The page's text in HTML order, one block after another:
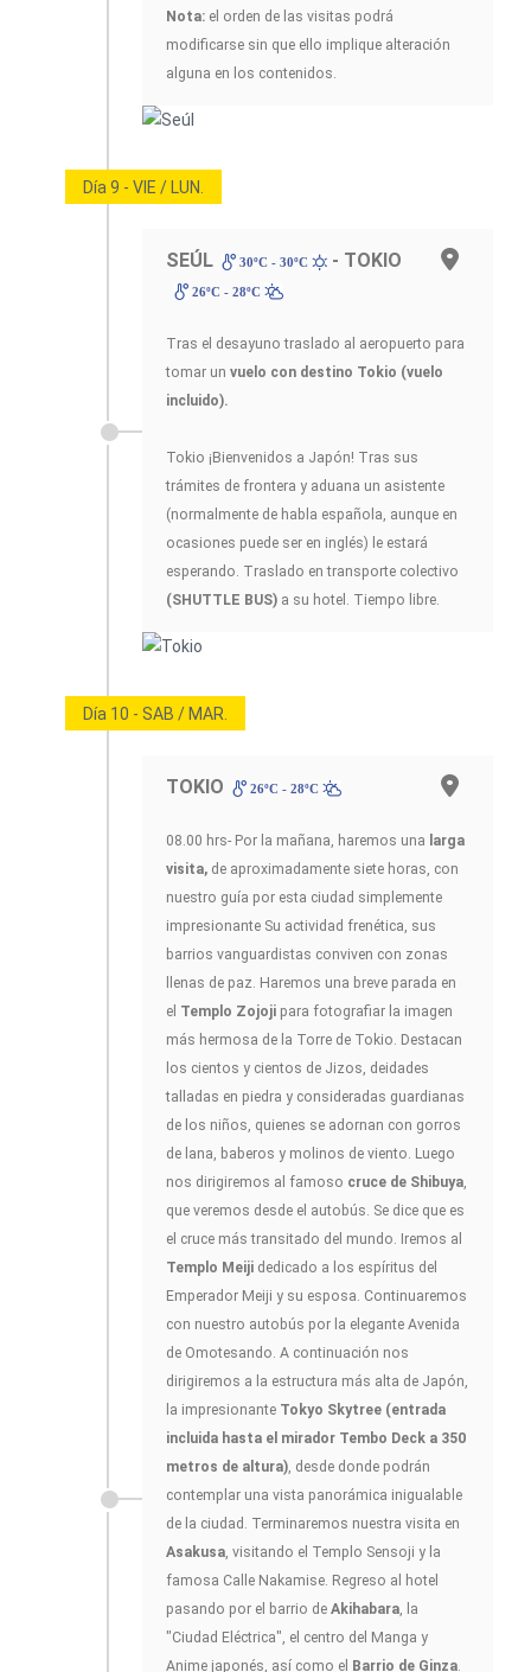
Nota: el orden de las visitas podrá
modificarse sin que ello implique alteración
alguna en los contenidos.
Día 9 - VIE / LUN.
SEÚL 30ºC - 30ºC - TOKIO
26ºC - 28ºC
Tras el desayuno traslado al aeropuerto para
tomar un vuelo con destino Tokio (vuelo
incluido).
Tokio ¡Bienvenidos a Japón! Tras sus
trámites de frontera y aduana un asistente
(normalmente de habla española, aunque en
ocasiones puede ser en inglés) le estará
esperando. Traslado en transporte colectivo
(SHUTTLE BUS) a su hotel. Tiempo libre.
Día 10 - SAB / MAR.
TOKIO 26ºC - 28ºC
08.00 hrs- Por la mañana, haremos una larga
visita, de aproximadamente siete horas, con
nuestro guía por esta ciudad simplemente
impresionante Su actividad frenética, sus
barrios vanguardistas conviven con zonas
llenas de paz. Haremos una breve parada en
el Templo Zojoji para fotografiar la imagen
más hermosa de la Torre de Tokio. Destacan
los cientos y cientos de Jizos, deidades
talladas en piedra y consideradas guardianas
de los niños, quienes se adornan con gorros
de lana, baberos y molinos de viento. Luego
nos dirigiremos al famoso cruce de Shibuya,
que veremos desde el autobús. Se dice que es
el cruce más transitado del mundo. Iremos al
Templo Meiji dedicado a los espíritus del
Emperador Meiji y su esposa. Continuaremos
con nuestro autobús por la elegante Avenida
de Omotesando. A continuación nos
dirigiremos a la estructura más alta de Japón,
la impresionante Tokyo Skytree (entrada
incluida hasta el mirador Tembo Deck a 350
metros de altura), desde donde podrán
contemplar una vista panorámica inigualable
de la ciudad. Terminaremos nuestra visita en
Asakusa, visitando el Templo Sensoji y la
famosa Calle Nakamise. Regreso al hotel
pasando por el barrio de Akihabara, la
"Ciudad Eléctrica", el centro del Manga y
Anime japonés, así como el Barrio de Ginza.